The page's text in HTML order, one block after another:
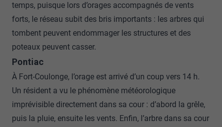
temps, puisque lors d’orages accompagnés de vents
forts, le réseau subit des bris importants : les arbres qui
tombent peuvent endommager les structures et des
poteaux peuvent casser.
Pontiac
À Fort-Coulonge, l’orage est arrivé d’un coup vers 14 h.
Un résident a vu le phénomène météorologique
imprévisible directement dans sa cour : d’abord la grêle,
puis la pluie, ensuite les vents. Enfin, l’arbre dans sa cour